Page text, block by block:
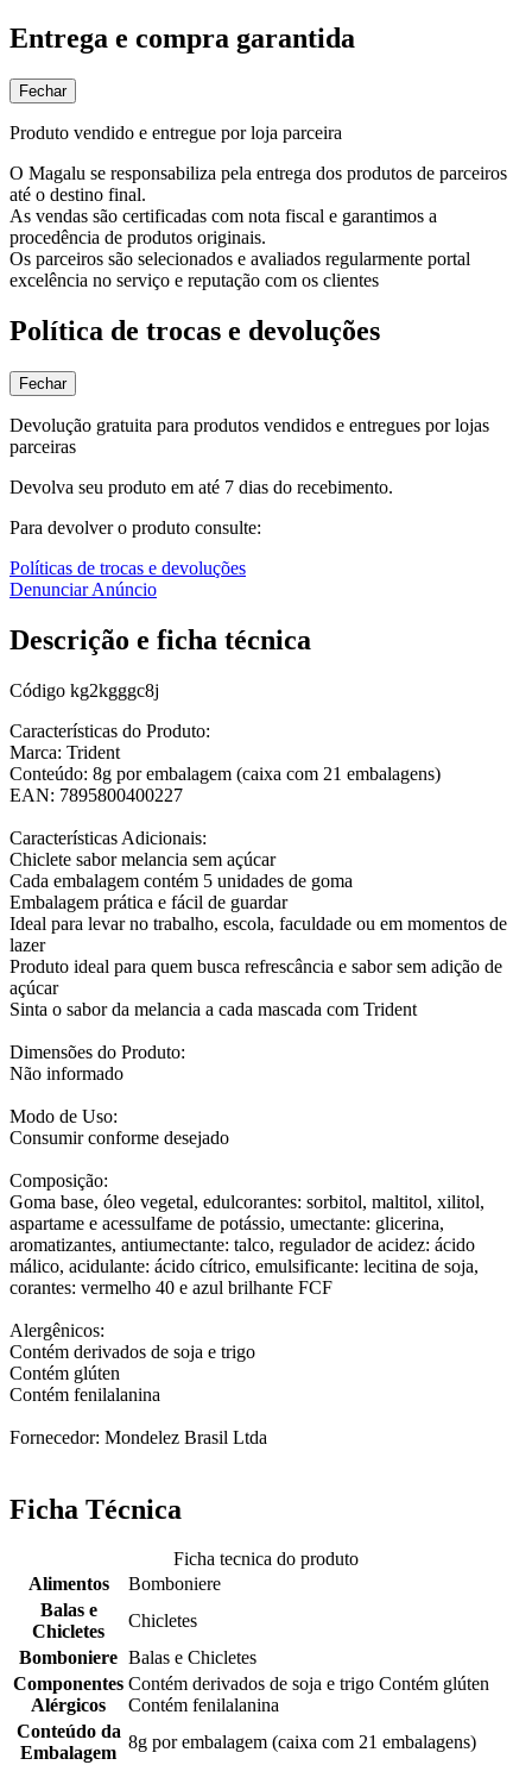
Entrega e compra garantida
Fechar
Produto vendido e entregue por loja parceira
O Magalu se responsabiliza pela entrega dos produtos de parceiros
até o destino final.
As vendas são certificadas com nota fiscal e garantimos a
procedência de produtos originais.
Os parceiros são selecionados e avaliados regularmente portal
excelência no serviço e reputação com os clientes
Política de trocas e devoluções
Fechar
Devolução gratuita para produtos vendidos e entregues por lojas
parceiras
Devolva seu produto em até 7 dias do recebimento.
Para devolver o produto consulte:
Políticas de trocas e devoluções
Denunciar Anúncio
Descrição e ficha técnica
Código kg2kgggc8j
Características do Produto:
Marca: Trident
Conteúdo: 8g por embalagem (caixa com 21 embalagens)
EAN: 7895800400227
Características Adicionais:
Chiclete sabor melancia sem açúcar
Cada embalagem contém 5 unidades de goma
Embalagem prática e fácil de guardar
Ideal para levar no trabalho, escola, faculdade ou em momentos de
lazer
Produto ideal para quem busca refrescância e sabor sem adição de
açúcar
Sinta o sabor da melancia a cada mascada com Trident
Dimensões do Produto:
Não informado
Modo de Uso:
Consumir conforme desejado
Composição:
Goma base, óleo vegetal, edulcorantes: sorbitol, maltitol, xilitol,
aspartame e acessulfame de potássio, umectante: glicerina,
aromatizantes, antiumectante: talco, regulador de acidez: ácido
málico, acidulante: ácido cítrico, emulsificante: lecitina de soja,
corantes: vermelho 40 e azul brilhante FCF
Alergênicos:
Contém derivados de soja e trigo
Contém glúten
Contém fenilalanina
Fornecedor: Mondelez Brasil Ltda
Ficha Técnica
Ficha tecnica do produto
Alimentos
Bomboniere
Balas e
Chicletes
Chicletes
Bomboniere Balas e Chicletes
Componentes
Alérgicos
Contém derivados de soja e trigo Contém glúten
Contém fenilalanina
Conteúdo da
Embalagem
8g por embalagem (caixa com 21 embalagens)